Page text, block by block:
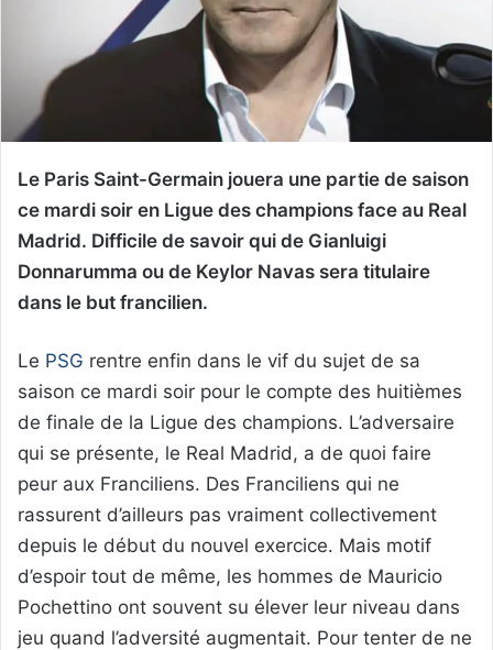
Le Paris Saint-Germain jouera une partie de saison
ce mardi soir en Ligue des champions face au Real
Madrid. Difficile de savoir qui de Gianluigi
Donnarumma ou de Keylor Navas sera titulaire
dans le but francilien.
Le PSG rentre enfin dans le vif du sujet de sa
saison ce mardi soir pour le compte des huitièmes
de finale de la Ligue des champions. L’adversaire
qui se présente, le Real Madrid, a de quoi faire
peur aux Franciliens. Des Franciliens qui ne
rassurent d’ailleurs pas vraiment collectivement
depuis le début du nouvel exercice. Mais motif
d’espoir tout de même, les hommes de Mauricio
Pochettino ont souvent su élever leur niveau dans
jeu quand l’adversité augmentait. Pour tenter de ne